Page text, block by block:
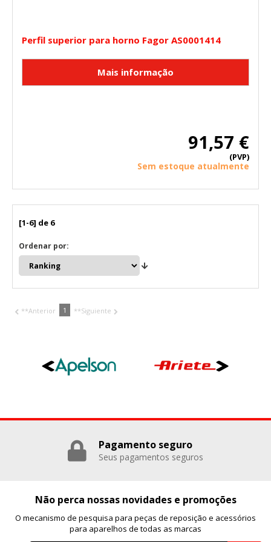
Perfil superior para horno Fagor AS0001414
91,57 €
(PVP)
Sem estoque atualmente
[1-6] de 6
Ordenar por:
**Anterior 1 **Siguiente
Pagamento seguro
Seus pagamentos seguros
Não perca nossas novidades e promoções
O mecanismo de pesquisa para peças de reposição e acessórios
para aparelhos de todas as marcas